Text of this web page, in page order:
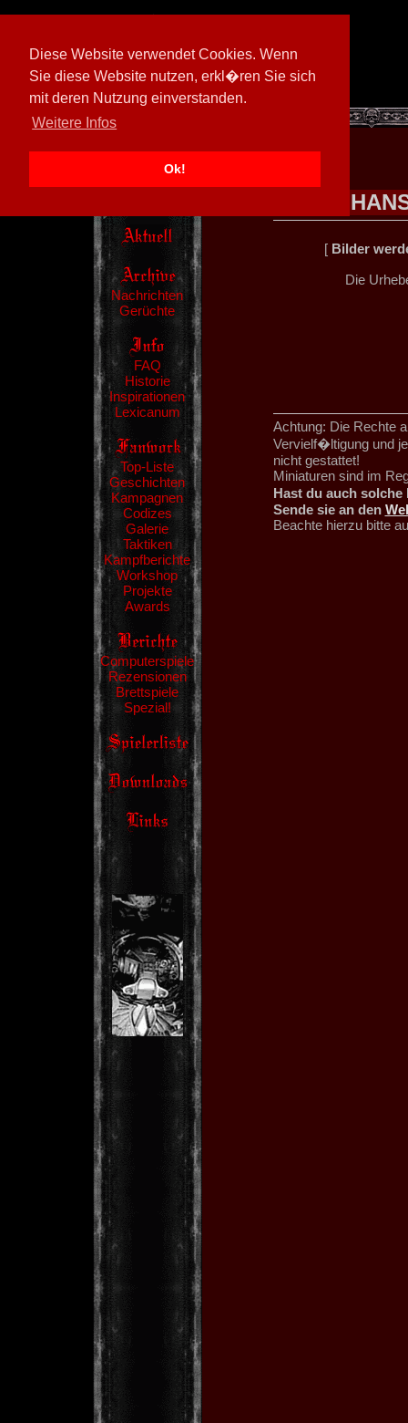
Diese Website verwendet Cookies. Wenn
Sie diese Website nutzen, erkl�ren Sie sich
mit deren Nutzung einverstanden.
Weitere Infos
Ok!
[ 594026/M3]
Nachrichten
Gerüchte
FAQ
Historie
Inspirationen
Lexicanum
Top-Liste
Geschichten
Kampagnen
Codizes
Galerie
Taktiken
Kampfberichte
Workshop
Projekte
Awards
Computerspiele
Rezensionen
Brettspiele
Spezial!
[ Bilder
Die
Achtung: Die Rechte
Vervielf�ltigung und
nicht gestattet!
Miniaturen sind im
Hast du auch
Sende sie an den
Beachte hierzu bitte